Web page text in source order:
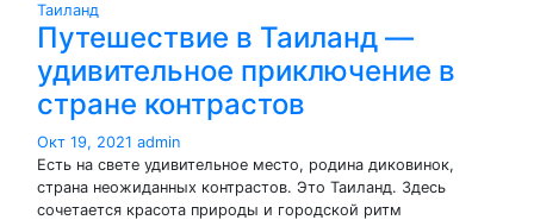
Таиланд
Путешествие в Таиланд —
удивительное приключение в
стране контрастов
Окт 19, 2021 admin
Есть на свете удивительное место, родина диковинок,
страна неожиданных контрастов. Это Таиланд. Здесь
сочетается красота природы и городской ритм